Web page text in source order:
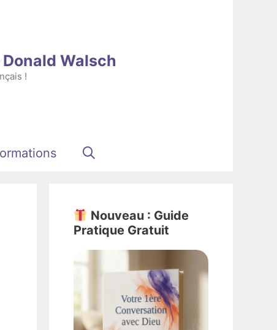
Walsch
!
Nouveau : Guide
Pratique Gratuit